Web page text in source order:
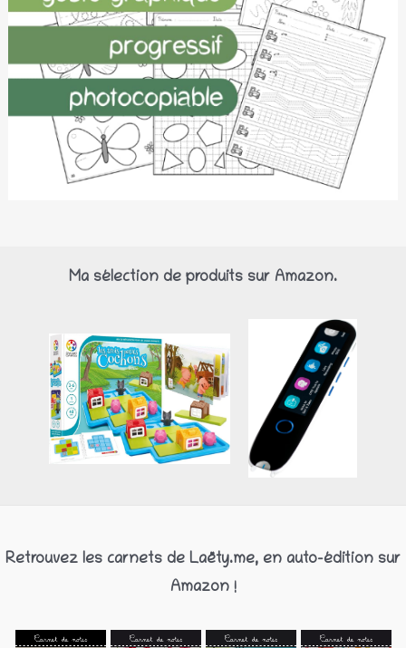
Ma sélection de produits sur Amazon.
Retrouvez les carnets de Laëty.me, en auto-édition sur
Amazon !